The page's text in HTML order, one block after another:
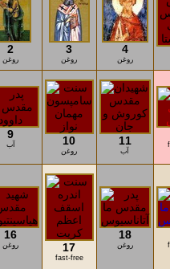
2
روغن
3
روغن
4
روغن
9
آب 10
روغن
11
آب
16
روغن 17
fast-free
18
روغن